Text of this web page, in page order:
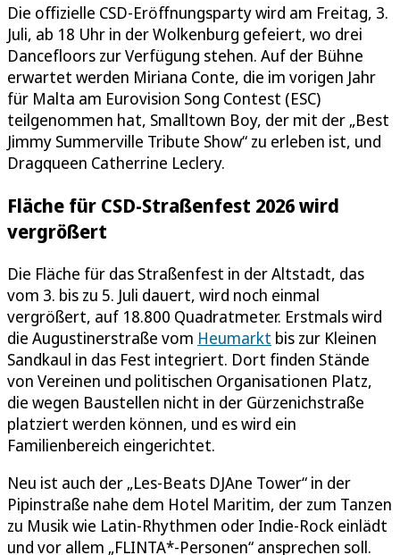
Die offizielle CSD-Eröffnungsparty wird am Freitag, 3.
Juli, ab 18 Uhr in der Wolkenburg gefeiert, wo drei
Dancefloors zur Verfügung stehen. Auf der Bühne
erwartet werden Miriana Conte, die im vorigen Jahr
für Malta am Eurovision Song Contest (ESC)
teilgenommen hat, Smalltown Boy, der mit der „Best
Jimmy Summerville Tribute Show“ zu erleben ist, und
Dragqueen Catherrine Leclery.
Fläche für CSD-Straßenfest 2026 wird
vergrößert
Die Fläche für das Straßenfest in der Altstadt, das
vom 3. bis zu 5. Juli dauert, wird noch einmal
vergrößert, auf 18.800 Quadratmeter. Erstmals wird
die Augustinerstraße vom Heumarkt bis zur Kleinen
Sandkaul in das Fest integriert. Dort finden Stände
von Vereinen und politischen Organisationen Platz,
die wegen Baustellen nicht in der Gürzenichstraße
platziert werden können, und es wird ein
Familienbereich eingerichtet.
Neu ist auch der „Les-Beats DJAne Tower“ in der
Pipinstraße nahe dem Hotel Maritim, der zum Tanzen
zu Musik wie Latin-Rhythmen oder Indie-Rock einlädt
und vor allem „FLINTA*-Personen“ ansprechen soll.